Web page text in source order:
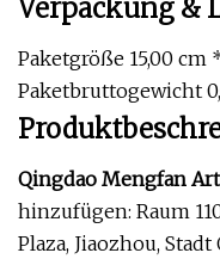
Verpackung &
Paketgröße 15,00 cm
Paketbruttogewicht
Qingdao Mengfan
hinzufügen: Raum
Plaza, Jiaozhou,